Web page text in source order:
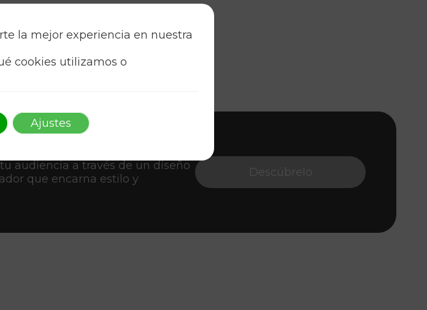
audiencia a través de un diseño
que encarna estilo y
Descúbrelo
la mejor experiencia en nuestra
cookies utilizamos o
Ajustes